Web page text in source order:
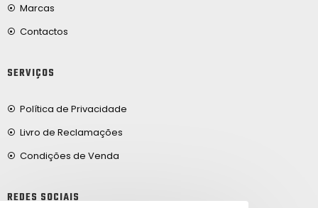
Marcas
Contactos
SERVIÇOS
Política de Privacidade
Livro de Reclamações
Condições de Venda
REDES SOCIAIS